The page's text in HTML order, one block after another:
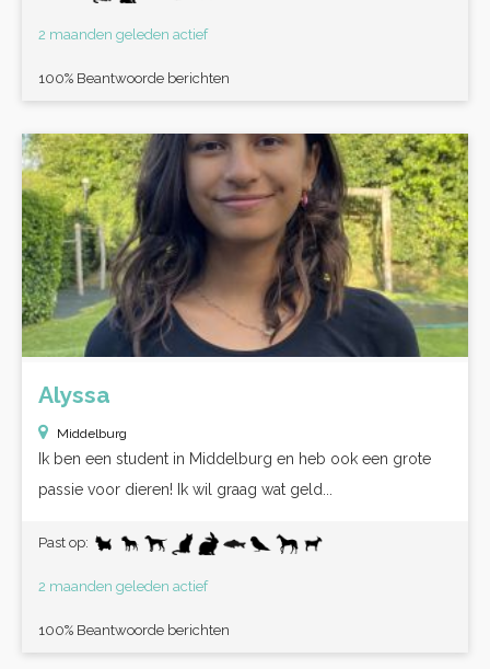
2 maanden geleden actief
100% Beantwoorde berichten
Alyssa
Middelburg
Ik ben een student in Middelburg en heb ook een grote
passie voor dieren! Ik wil graag wat geld...
Past op:
2 maanden geleden actief
100% Beantwoorde berichten